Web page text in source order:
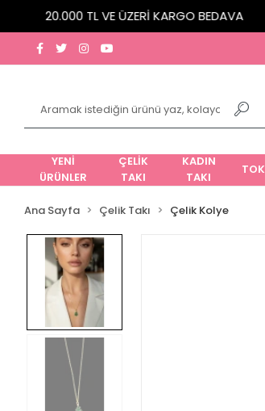
20.000 TL VE ÜZERİ KARGO BEDAVA
YENİ
ÜRÜNLER
ÇELİK
TAKI
KADIN
TAKI
Ana Sayfa Çelik Takı Çelik Kolye